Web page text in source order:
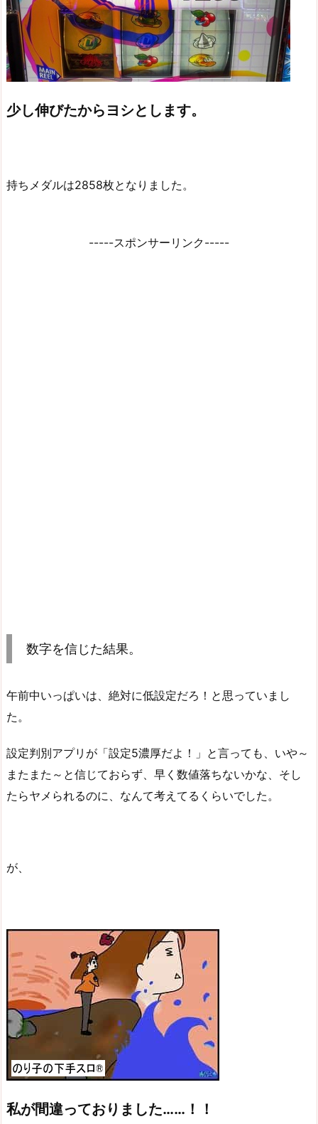
少し伸びたからヨシとします。
持ちメダルは2858枚となりました。
-----スポンサーリンク-----
数字を信じた結果。
午前中いっぱいは、絶対に低設定だろ！と思っていまし
た。
設定判別アプリが「設定5濃厚だよ！」と言っても、いや～
またまた～と信じておらず、早く数値落ちないかな、そし
たらヤメられるのに、なんて考えてるくらいでした。
が、
私が間違っておりました……！！